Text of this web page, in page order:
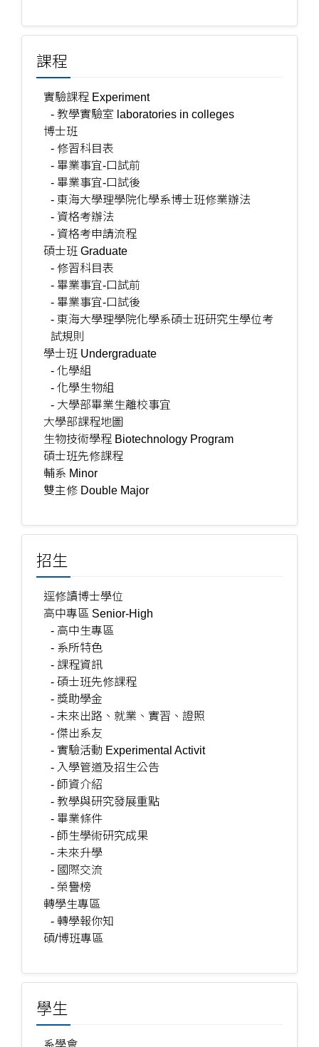
課程
實驗課程 Experiment
- 教學實驗室 laboratories in colleges
博士班
- 修習科目表
- 畢業事宜-口試前
- 畢業事宜-口試後
- 東海大學理學院化學系博士班修業辦法
- 資格考辦法
- 資格考申請流程
碩士班 Graduate
- 修習科目表
- 畢業事宜-口試前
- 畢業事宜-口試後
- 東海大學理學院化學系碩士班研究生學位考
試規則
學士班 Undergraduate
- 化學組
- 化學生物組
- 大學部畢業生離校事宜
大學部課程地圖
生物技術學程 Biotechnology Program
碩士班先修課程
輔系 Minor
雙主修 Double Major
招生
逕修讀博士學位
高中專區 Senior-High
- 高中生專區
- 系所特色
- 課程資訊
- 碩士班先修課程
- 獎助學金
- 未來出路、就業、實習、證照
- 傑出系友
- 實驗活動 Experimental Activit
- 入學管道及招生公告
- 師資介紹
- 教學與研究發展重點
- 畢業條件
- 師生學術研究成果
- 未來升學
- 國際交流
- 榮譽榜
轉學生專區
- 轉學報你知
碩/博班專區
學生
系學會